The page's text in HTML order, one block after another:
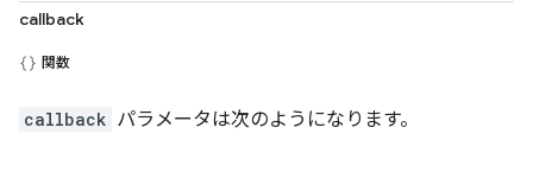
callback
関数
callback パラメータは次のようになります。